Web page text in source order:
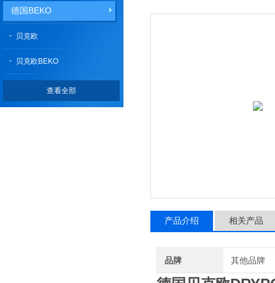
德国BEKO
贝克欧
贝克欧BEKO
查看全部
产品介绍 相关产品
品牌 其他品牌